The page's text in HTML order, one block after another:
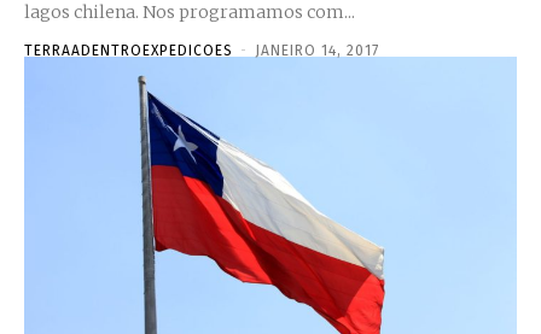
lagos chilena. Nos programamos com...
TERRAADENTROEXPEDICOES - JANEIRO 14, 2017